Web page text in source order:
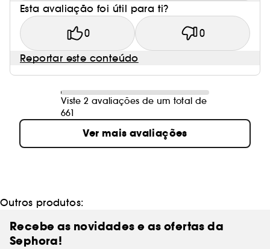
Esta avaliação foi útil para ti?
0 0
Reportar este conteúdo
Viste 2 avaliações de um total de
661
Ver mais avaliações
Outros produtos:
Recebe as novidades e as ofertas da
Sephora!